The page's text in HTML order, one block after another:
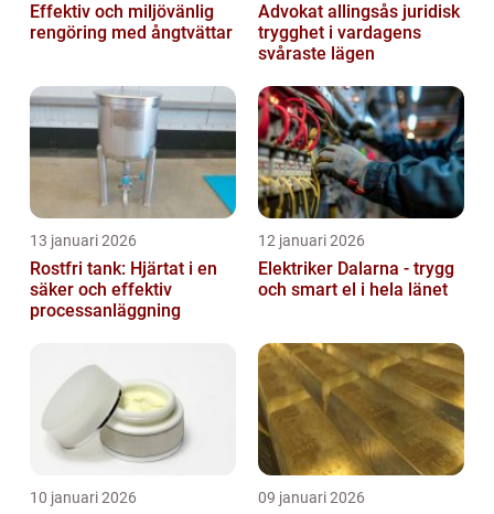
Effektiv och miljövänlig
rengöring med ångtvättar
Advokat allingsås juridisk
trygghet i vardagens
svåraste lägen
13 januari 2026
Rostfri tank: Hjärtat i en
säker och effektiv
processanläggning
12 januari 2026
Elektriker Dalarna - trygg
och smart el i hela länet
10 januari 2026 09 januari 2026